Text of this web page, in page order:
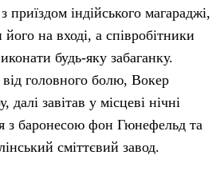
приїздом індійського магараджі,
на вході, а співробітники
будь-яку забаганку.
головного болю, Вокер
далі завітав у місцеві нічні
з баронесою фон Гюнефельд та
сміттєвий завод.